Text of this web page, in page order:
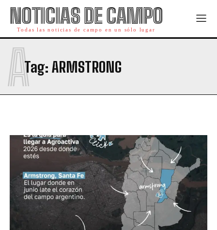
NOTICIAS DE CAMPO
Todas las noticias de campo en un sólo lugar
Tag: ARMSTRONG
A